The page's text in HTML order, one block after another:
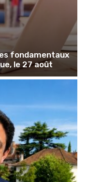
fondamentaux
le 27 août